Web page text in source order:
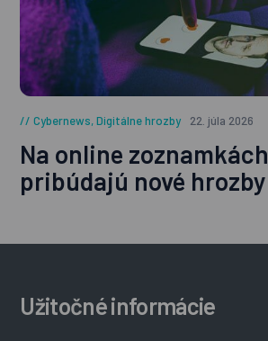
Cybernews,Digitálne hrozby 22. júla 2026
Na online zoznamkách
pribúdajú nové hrozby
Užitočné informácie